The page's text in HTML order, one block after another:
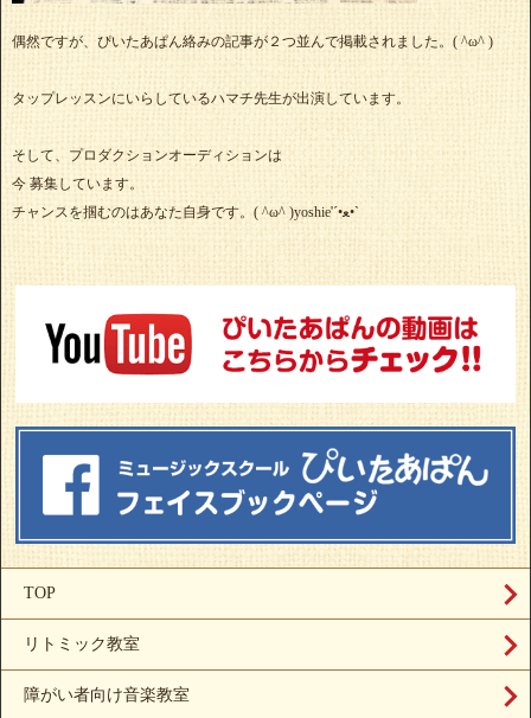
偶然ですが、ぴいたあぱん絡みの記事が２つ並んで掲載されました。( ^ω^ )
タップレッスンにいらしているハマチ先生が出演しています。
そして、プロダクションオーディションは
今 募集しています。
チャンスを掴むのはあなた自身です。( ^ω^ )yoshie'‎´•ﻌ•`
TOP
リトミック教室
障がい者向け音楽教室